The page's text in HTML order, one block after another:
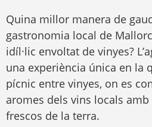
Quina millor manera de
gastronomia local de
idíl·lic envoltat de vinyes?
una experiència única en la
pícnic entre vinyes, on es
aromes dels vins locals
frescos de la terra.